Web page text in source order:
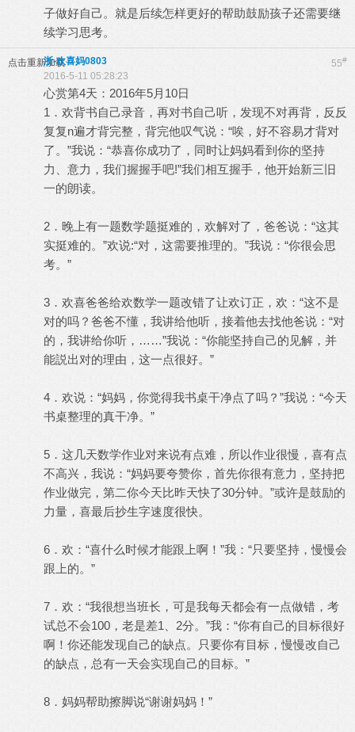
子做好自己。就是后续怎样更好的帮助鼓励孩子还需要继
续学习思考。
点击重新加载 55#
浙-欢喜妈0803
2016-5-11 05:28:23
心赏第4天：2016年5月10日
1．欢背书自己录音，再对书自己听，发现不对再背，反反
复复n遍才背完整，背完他叹气说：“唉，好不容易才背对
了。”我说：“恭喜你成功了，同时让妈妈看到你的坚持
力、意力，我们握握手吧!”我们相互握手，他开始新三旧
一的朗读。
2．晚上有一题数学题挺难的，欢解对了，爸爸说：“这其
实挺难的。”欢说:“对，这需要推理的。”我说：“你很会思
考。”
3．欢喜爸爸给欢数学一题改错了让欢订正，欢：“这不是
对的吗？爸爸不懂，我讲给他听，接着他去找他爸说：“对
的，我讲给你听，……”我说：“你能坚持自己的见解，并
能説出对的理由，这一点很好。”
4．欢说：“妈妈，你觉得我书桌干净点了吗？”我说：“今天
书桌整理的真干净。”
5．这几天数学作业对来说有点难，所以作业很慢，喜有点
不高兴，我说：“妈妈要夸赞你，首先你很有意力，坚持把
作业做完，第二你今天比昨天快了30分钟。”或许是鼓励的
力量，喜最后抄生字速度很快。
6．欢：“喜什么时候才能跟上啊！”我：“只要坚持，慢慢会
跟上的。”
7．欢：“我很想当班长，可是我每天都会有一点做错，考
试总不会100，老是差1、2分。”我：“你有自己的目标很好
啊！你还能发现自己的缺点。只要你有目标，慢慢改自己
的缺点，总有一天会实现自己的目标。”
8．妈妈帮助擦脚说“谢谢妈妈！”